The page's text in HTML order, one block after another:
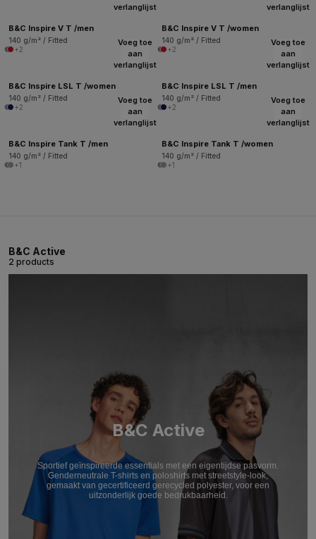
verlanglijst
B&C Inspire V T /men
140 g/m² / Fitted
+2
verlanglijst
B&C Inspire V T /women
140 g/m² / Fitted
+2
Voeg toe
aan
verlanglijst
B&C Inspire LSL T /women
140 g/m² / Fitted
+2
Voeg toe
aan
verlanglijst
B&C Inspire LSL T /men
140 g/m² / Fitted
+2
Voeg toe
aan
verlanglijst
B&C Inspire Tank T /men
140 g/m² / Fitted
+1
Voeg toe
aan
verlanglijst
B&C Inspire Tank T /women
140 g/m² / Fitted
+1
B&C Active
2 products
B&C Active
Sportief geïnspireerde essentials met een eigentijdse pasvorm.
Genderneutrale T-shirts en poloshirts met streetstyle-look,
gemaakt van gecertificeerd gerecycled polyester, voor een
uitzonderlijk goede bedrukbaarheid.